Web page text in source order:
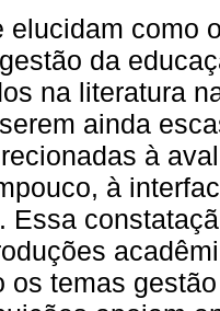
elucidam como
da
na literatura
ainda
à
à
Essa
os temas